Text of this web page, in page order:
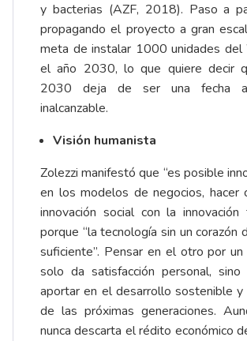
y bacterias (AZF, 2018). Paso a
propagando el proyecto a gran
meta de instalar 1000 unidades del
el año 2030, lo que quiere decir
2030 deja de ser una fecha
inalcanzable.
Visión humanista
Zolezzi manifestó que “es posible
en los modelos de negocios, hacer
innovación social con la innovación
porque “la tecnología sin un corazón
suficiente”. Pensar en el otro por
solo da satisfacción personal,
aportar en el desarrollo sostenible
de las próximas generaciones.
nunca descarta el rédito económico